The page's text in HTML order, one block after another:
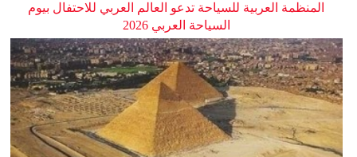
المنظمة العربية للسياحة تدعو العالم العربي للاحتفال بيوم
السياحة العربي 2026